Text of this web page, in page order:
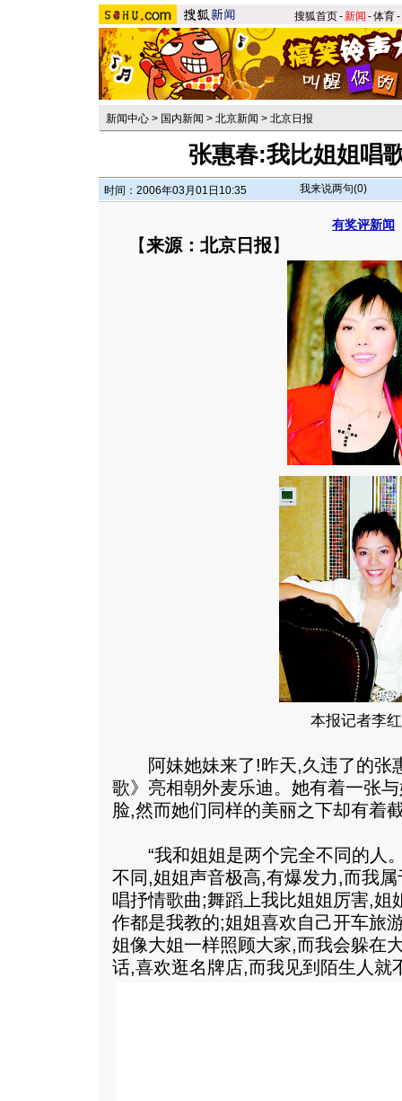
搜狐首页-新闻 -体育-
新闻中心 > 国内新闻 > 北京新闻 > 北京日报
张惠春:我比姐姐唱
时间：2006年03月01日10:35 我来说两句(0)
有奖评新闻
【来源：北京日报】
本报记者李
阿妹她妹来了!昨天,久违了的张
歌》亮相朝外麦乐迪。她有着一张
脸,然而她们同样的美丽之下却有着
“我和姐姐是两个完全不同的人。
不同,姐姐声音极高,有爆发力,而我
唱抒情歌曲;舞蹈上我比姐姐厉害,姐
作都是我教的;姐姐喜欢自己开车旅
姐像大姐一样照顾大家,而我会躲在
话,喜欢逛名牌店,而我见到陌生人就